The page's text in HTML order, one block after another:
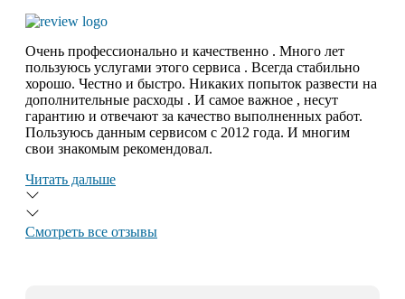
Очень профессионально и качественно . Много лет
пользуюсь услугами этого сервиса . Всегда стабильно
хорошо. Честно и быстро. Никаких попыток развести на
дополнительные расходы . И самое важное , несут
гарантию и отвечают за качество выполненных работ.
Пользуюсь данным сервисом с 2012 года. И многим
свои знакомым рекомендовал.
Читать дальше
Смотреть все отзывы